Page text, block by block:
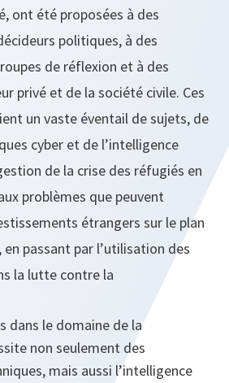
ont été proposées à des
politiques, à des
de réflexion et à des
privé et de la société civile. Ces
un vaste éventail de sujets, de
cyber et de l’intelligence
de la crise des réfugiés en
problèmes que peuvent
étrangers sur le plan
passant par l’utilisation des
la lutte contre la
dans le domaine de la
non seulement des
mais aussi l’intelligence